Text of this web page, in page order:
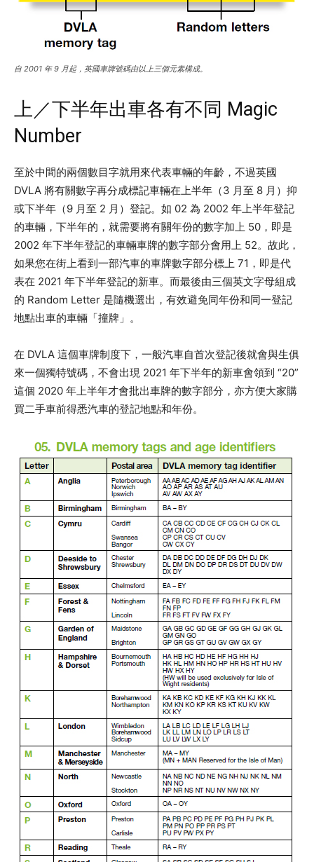
自 2001 年 9 月起，英國車牌號碼由以上三個元素構成。
上／下半年出車各有不同 Magic
Number
至於中間的兩個數目字就用來代表車輛的年齡，不過英國
DVLA 將有關數字再分成標記車輛在上半年（3 月至 8 月）抑
或下半年（9 月至 2 月）登記。如 02 為 2002 年上半年登記
的車輛，下半年的，就需要將有關年份的數字加上 50，即是
2002 年下半年登記的車輛車牌的數字部分會用上 52。故此，
如果您在街上看到一部汽車的車牌數字部分標上 71，即是代
表在 2021 年下半年登記的新車。而最後由三個英文字母組成
的 Random Letter 是隨機選出，有效避免同年份和同一登記
地點出車的車輛「撞牌」。
在 DVLA 這個車牌制度下，一般汽車自首次登記後就會與生俱
來一個獨特號碼，不會出現 2021 年下半年的新車會領到 “20”
這個 2020 年上半年才會批出車牌的數字部分，亦方便大家購
買二手車前得悉汽車的登記地點和年份。